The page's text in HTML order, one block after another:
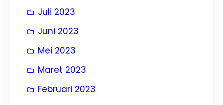
Juli 2023
Juni 2023
Mei 2023
Maret 2023
Februari 2023